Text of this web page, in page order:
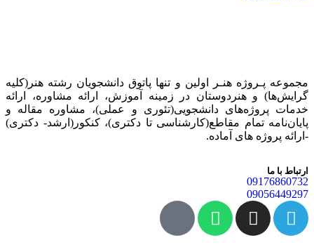
مجموعه پـروژه‌ هنـر اولین و تنها پاتوق دانشجویان رشته هنر(کلیه
گرایش‌ها) و هنردوستان در زمینه آموزش، ارائه‌ مشاوره‌، ارائه
خدمات پروژه‌های‌ دانشجویی(تئوری و عملی)، مشاوره مقاله و
پایان‌نامه تمام مقاطع(کارشناسی تا دکتری)، کنکور(ارشد- دکتری)
-ارائه پروژه های آماده.
ارتباط با ما
09176860732
09056449297